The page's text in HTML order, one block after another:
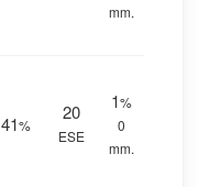
mm.
41%
20
ESE
1%
0
mm.